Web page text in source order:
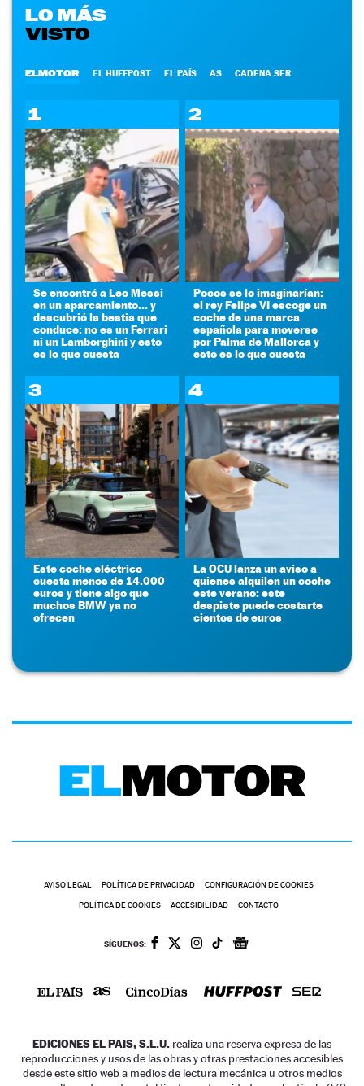
LO MÁS
VISTO
ELMOTOR EL HUFFPOST EL PAÍS AS CADENA SER
1
Se encontró a Leo Messi
en un aparcamiento... y
descubrió la bestia que
conduce: no es un Ferrari
ni un Lamborghini y esto
es lo que cuesta
2
Pocos se lo imaginarían:
el rey Felipe VI escoge un
coche de una marca
española para moverse
por Palma de Mallorca y
esto es lo que cuesta
3
Este coche eléctrico
cuesta menos de 14.000
euros y tiene algo que
muchos BMW ya no
ofrecen
4
La OCU lanza un aviso a
quienes alquilen un coche
este verano: este
despiste puede costarte
cientos de euros
AVISO LEGAL POLÍTICA DE PRIVACIDAD CONFIGURACIÓN DE COOKIES
POLÍTICA DE COOKIES ACCESIBILIDAD CONTACTO
SÍGUENOS:
EDICIONES EL PAIS, S.L.U. realiza una reserva expresa de las
reproducciones y usos de las obras y otras prestaciones accesibles
desde este sitio web a medios de lectura mecánica u otros medios